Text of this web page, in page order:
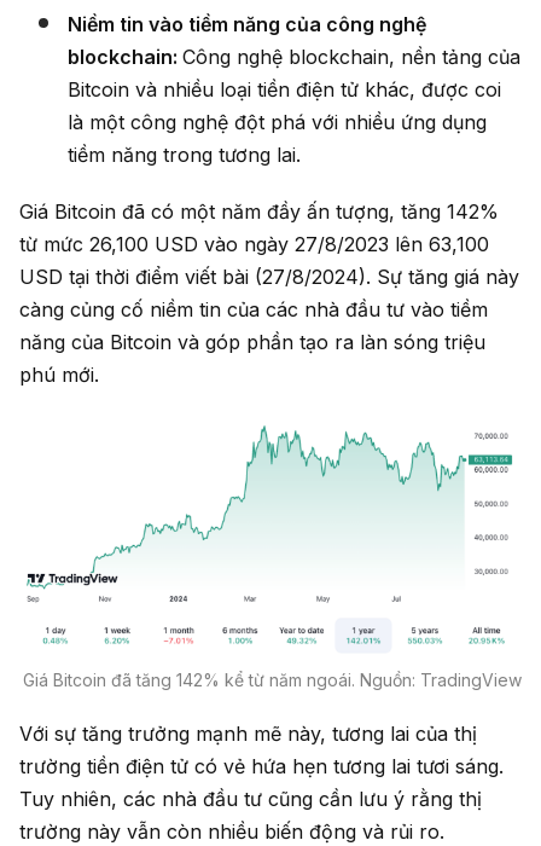
Niềm tin vào tiềm năng của công nghệ
blockchain: Công nghệ blockchain, nền tảng của
Bitcoin và nhiều loại tiền điện tử khác, được coi
là một công nghệ đột phá với nhiều ứng dụng
tiềm năng trong tương lai.
Giá Bitcoin đã có một năm đầy ấn tượng, tăng 142%
từ mức 26,100 USD vào ngày 27/8/2023 lên 63,100
USD tại thời điểm viết bài (27/8/2024). Sự tăng giá này
càng củng cố niềm tin của các nhà đầu tư vào tiềm
năng của Bitcoin và góp phần tạo ra làn sóng triệu
phú mới.
Giá Bitcoin đã tăng 142% kể từ năm ngoái. Nguồn: TradingView
Với sự tăng trưởng mạnh mẽ này, tương lai của thị
trường tiền điện tử có vẻ hứa hẹn tương lai tươi sáng.
Tuy nhiên, các nhà đầu tư cũng cần lưu ý rằng thị
trường này vẫn còn nhiều biến động và rủi ro.